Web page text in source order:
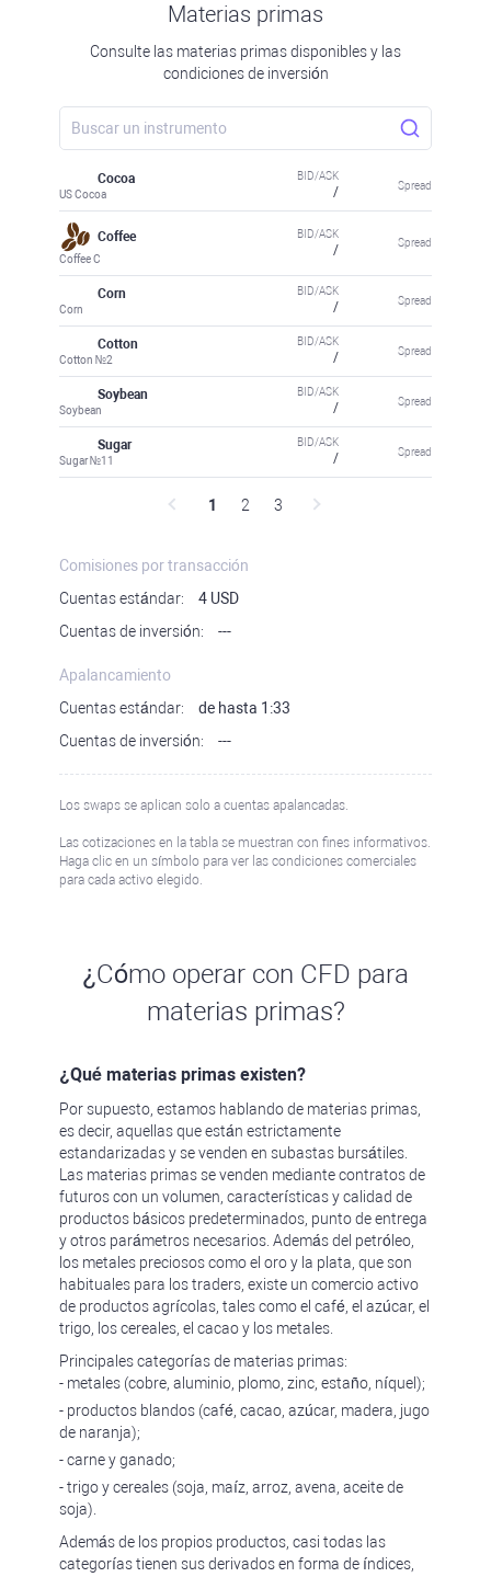
Materias primas
Consulte las materias primas disponibles y las
condiciones de inversión
Cocoa
US Cocoa
BID/ASK
/ Spread
Coffee
Coffee C
BID/ASK
/ Spread
Corn
Corn
BID/ASK
/ Spread
Cotton
Cotton №2
BID/ASK
/ Spread
Soybean
Soybean
BID/ASK
/ Spread
Sugar
Sugar №11
BID/ASK
/ Spread
1 2 3
Comisiones por transacción
Cuentas estándar:
4 USD
Cuentas de inversión:
---
Apalancamiento
Cuentas estándar:
de hasta 1:33
Cuentas de inversión:
---
Los swaps se aplican solo a cuentas apalancadas.
Las cotizaciones en la tabla se muestran con fines informativos.
Haga clic en un símbolo para ver las condiciones comerciales
para cada activo elegido.
¿Cómo operar con CFD para
materias primas?
¿Qué materias primas existen?
Por supuesto, estamos hablando de materias primas,
es decir, aquellas que están estrictamente
estandarizadas y se venden en subastas bursátiles.
Las materias primas se venden mediante contratos de
futuros con un volumen, características y calidad de
productos básicos predeterminados, punto de entrega
y otros parámetros necesarios. Además del petróleo,
los metales preciosos como el oro y la plata, que son
habituales para los traders, existe un comercio activo
de productos agrícolas, tales como el café, el azúcar, el
trigo, los cereales, el cacao y los metales.
Principales categorías de materias primas:
- metales (cobre, aluminio, plomo, zinc, estaño, níquel);
- productos blandos (café, cacao, azúcar, madera, jugo
de naranja);
- carne y ganado;
- trigo y cereales (soja, maíz, arroz, avena, aceite de
soja).
Además de los propios productos, casi todas las
categorías tienen sus derivados en forma de índices,